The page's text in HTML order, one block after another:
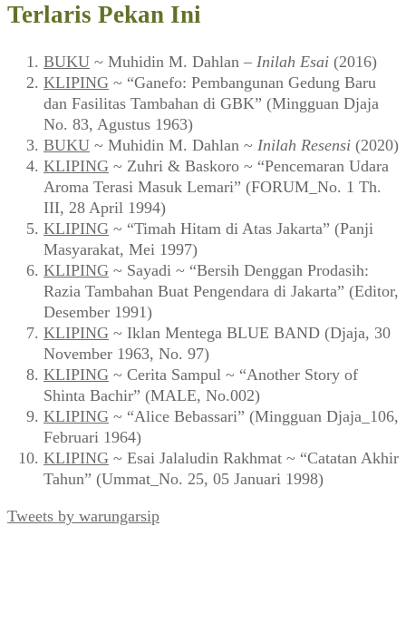
Terlaris Pekan Ini
BUKU ~ Muhidin M. Dahlan – Inilah Esai (2016)
KLIPING ~ “Ganefo: Pembangunan Gedung Baru
dan Fasilitas Tambahan di GBK” (Mingguan Djaja
No. 83, Agustus 1963)
BUKU ~ Muhidin M. Dahlan ~ Inilah Resensi (2020)
KLIPING ~ Zuhri & Baskoro ~ “Pencemaran Udara
Aroma Terasi Masuk Lemari” (FORUM_No. 1 Th.
III, 28 April 1994)
KLIPING ~ “Timah Hitam di Atas Jakarta” (Panji
Masyarakat, Mei 1997)
KLIPING ~ Sayadi ~ “Bersih Denggan Prodasih:
Razia Tambahan Buat Pengendara di Jakarta” (Editor,
Desember 1991)
KLIPING ~ Iklan Mentega BLUE BAND (Djaja, 30
November 1963, No. 97)
KLIPING ~ Cerita Sampul ~ “Another Story of
Shinta Bachir” (MALE, No.002)
KLIPING ~ “Alice Bebassari” (Mingguan Djaja_106,
Februari 1964)
KLIPING ~ Esai Jalaludin Rakhmat ~ “Catatan Akhir
Tahun” (Ummat_No. 25, 05 Januari 1998)
Tweets by warungarsip